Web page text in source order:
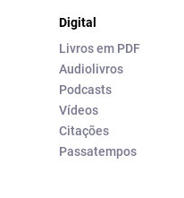
Digital
Livros em PDF
Audiolivros
Podcasts
Vídeos
Citações
Passatempos